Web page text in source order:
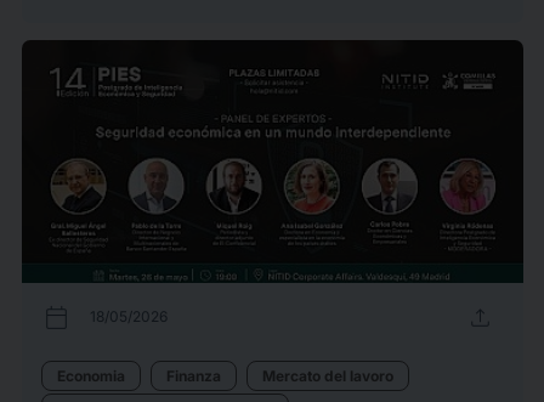
calendar_today 18/05/2026 upload
Economia Finanza
Mercato del lavoro